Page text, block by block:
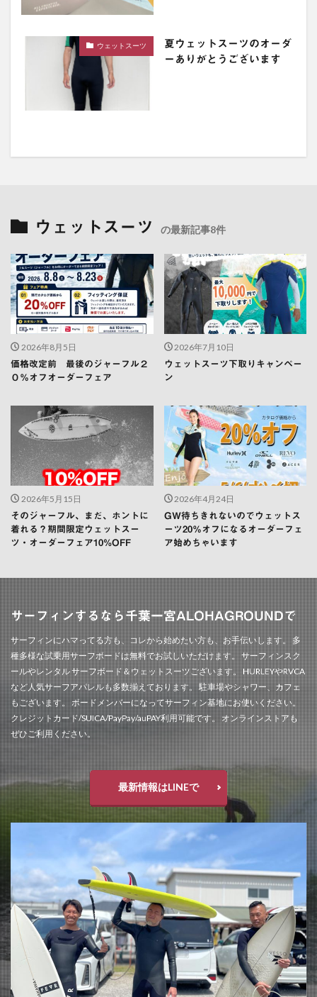
ウェットスーツ
夏ウェットスーツのオーダ
ーありがとうございます
ウェットスーツ の最新記事8件
2026年8月5日
価格改定前 最後のジャーフル２
０％オフオーダーフェア
2026年7月10日
ウェットスーツ下取りキャンペー
ン
2026年5月15日
そのジャーフル、まだ、ホントに
着れる？期間限定ウェットスー
ツ・オーダーフェア10%OFF
2026年4月24日
GW待ちきれないのでウェットス
ーツ20％オフになるオーダーフェ
ア始めちゃいます
サーフィンするなら千葉一宮ALOHAGROUNDで
サーフィンにハマってる方も、コレから始めたい方も、お手伝いします。 多
種多様な試乗用サーフボードは無料でお試しいただけます。 サーフィンスク
ールやレンタル サーフボード＆ウェットスーツございます。 HURLEYやRVCA
など人気サーフアパレルも多数揃えております。 駐車場やシャワー、カフェ
もございます。 ボードメンバーになってサーフィン基地にお使いください。
クレジットカード/SUICA/PayPay/auPAY利用可能です。 オンラインストアも
ぜひご利用ください。
最新情報はLINEで